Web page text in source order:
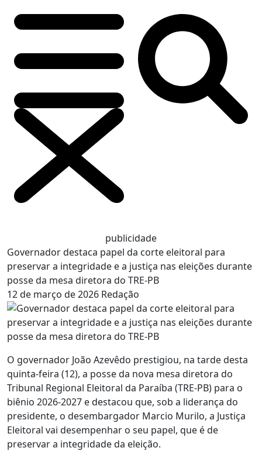
publicidade
Governador destaca papel da corte eleitoral para
preservar a integridade e a justiça nas eleições durante
posse da mesa diretora do TRE-PB
12 de março de 2026 Redação
O governador João Azevêdo prestigiou, na tarde desta
quinta-feira (12), a posse da nova mesa diretora do
Tribunal Regional Eleitoral da Paraíba (TRE-PB) para o
biênio 2026-2027 e destacou que, sob a liderança do
presidente, o desembargador Marcio Murilo, a Justiça
Eleitoral vai desempenhar o seu papel, que é de
preservar a integridade da eleição.